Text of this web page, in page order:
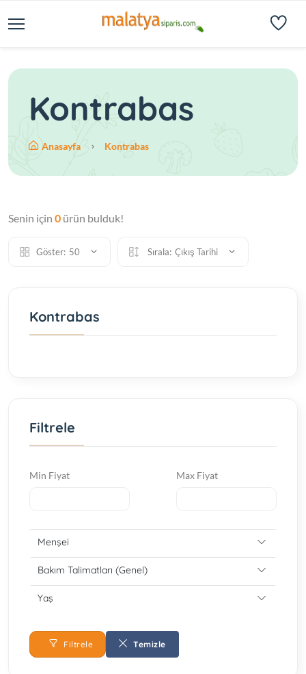
Kontrabas
Anasayfa Kontrabas
Senin için 0 ürün bulduk!
Göster: 50 Sırala: Çıkış Tarihi
Kontrabas
Filtrele
Min Fiyat Max Fiyat
Menşei
Bakım Talimatları (Genel)
Yaş
Filtrele Temizle